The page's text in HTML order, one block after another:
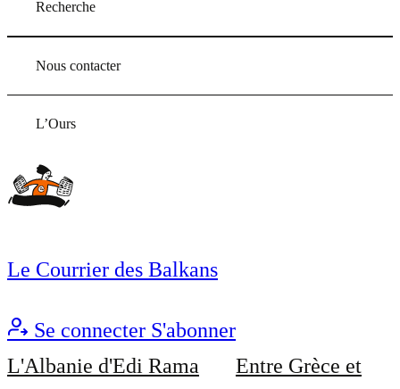
Recherche
Nous contacter
L’Ours
Le Courrier des Balkans
Se connecter S'abonner
L'Albanie d'Edi Rama
Entre Grèce et